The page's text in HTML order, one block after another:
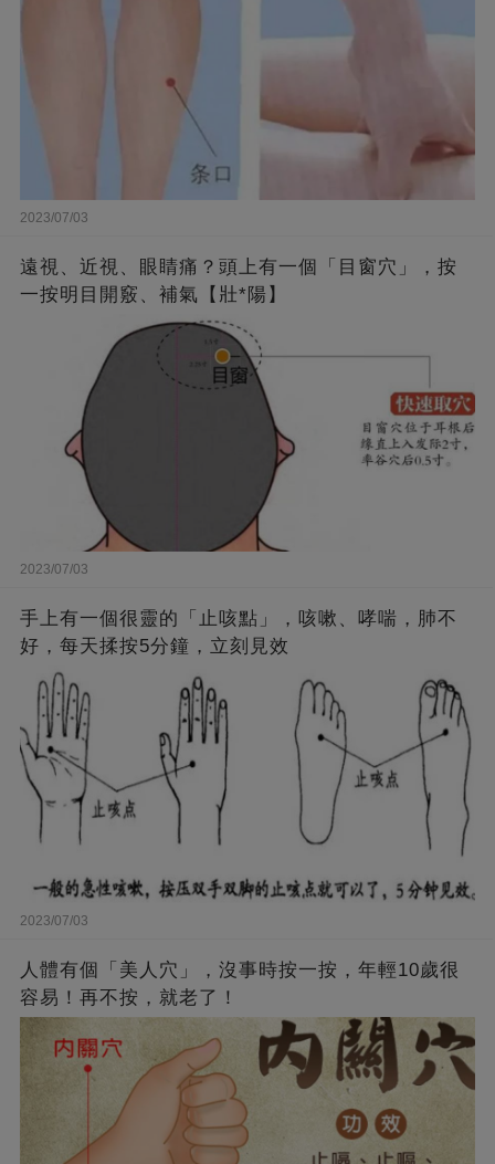
2023/07/03
遠視、近視、眼睛痛？頭上有一個「目窗穴」，按
一按明目開竅、補氣【壯*陽】
2023/07/03
手上有一個很靈的「止咳點」，咳嗽、哮喘，肺不
好，每天揉按5分鐘，立刻見效
2023/07/03
人體有個「美人穴」，沒事時按一按，年輕10歲很
容易！再不按，就老了！